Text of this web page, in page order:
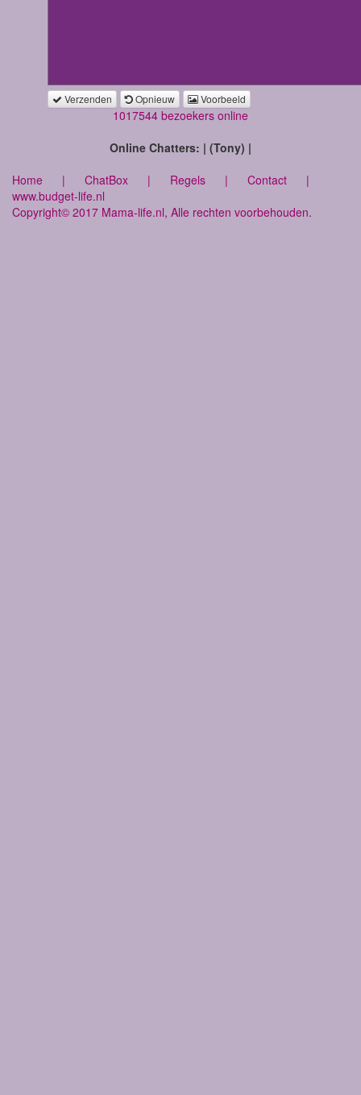
Verzenden Opnieuw Voorbeeld
1017544 bezoekers online
Online Chatters: | (Tony) |
Home | ChatBox | Regels | Contact |
www.budget-life.nl
Copyright© 2017 Mama-life.nl, Alle rechten voorbehouden.